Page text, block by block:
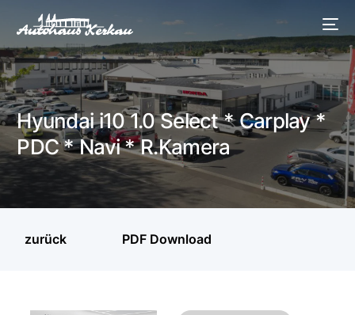
Hyundai i10 1.0 Select * Carplay *
PDC * Navi * R.Kamera
zurück PDF Download